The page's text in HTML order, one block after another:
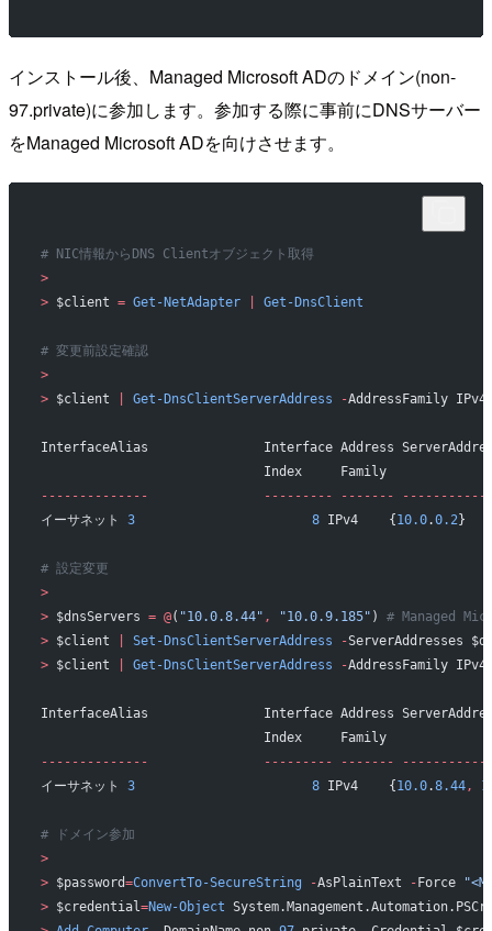
インストール後、Managed Microsoft ADのドメイン(non-
97.private)に参加します。参加する際に事前にDNSサーバー
をManaged Microsoft ADを向けさせます。
# NIC情報からDNS Clientオブジェクト取得
>
> $client = Get-NetAdapter | Get-DnsClient
# 変更前設定確認
>
> $client Get-DnsClientServerAddress -AddressFamily IPv4
InterfaceAlias               Interface Address
                             Index     Family
--------------
               ---------
-------
イーサネット 3
                       8
IPv4    {10.0.0.2}
# 設定変更
>
> $dnsServers = @( "10.0.8.44" , "10.0.9.185" ) # Managed
> $client Set-DnsClientServerAddress -ServerAddresses
> $client Get-DnsClientServerAddress -AddressFamily IPv4
InterfaceAlias               Interface Address
                             Index     Family
--------------
               ---------
-------
イーサネット 3
                       8
IPv4    {10.0.8.44,
# ドメイン参加
>
> $password=ConvertTo-SecureString -AsPlainText -Force
> $credential =New-Object